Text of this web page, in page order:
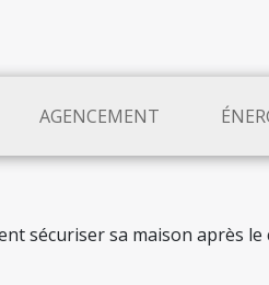
AGENCEMENT
sécuriser sa maison après le